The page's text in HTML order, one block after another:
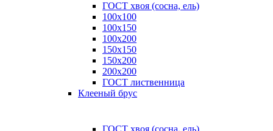
ГОСТ хвоя (сосна, ель)
100x100
100x150
100x200
150x150
150x200
200x200
ГОСТ лиственница
Клееный брус
ГОСТ хвоя (сосна, ель)